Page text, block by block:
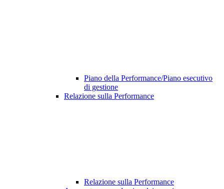
Piano della Performance/Piano esecutivo
di gestione
Relazione sulla Performance
Relazione sulla Performance